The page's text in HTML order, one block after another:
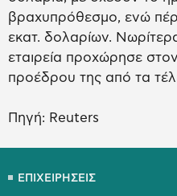
βραχυπρόθεσμο, ενώ
εκατ. δολαρίων.
εταιρεία προχώρησε
προέδρου της από τα
Πηγή: Reuters
ΕΠΙΧΕΙΡΗΣΕΙΣ